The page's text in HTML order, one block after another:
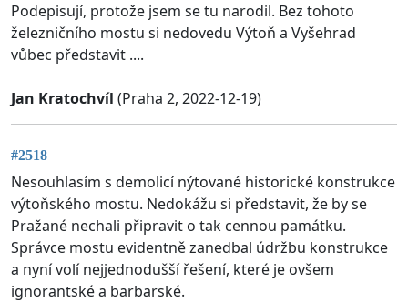
Podepisují, protože jsem se tu narodil. Bez tohoto
železničního mostu si nedovedu Výtoň a Vyšehrad
vůbec představit ....
Jan Kratochvíl (Praha 2, 2022-12-19)
#2518
Nesouhlasím s demolicí nýtované historické konstrukce
výtoňského mostu. Nedokážu si představit, že by se
Pražané nechali připravit o tak cennou památku.
Správce mostu evidentně zanedbal údržbu konstrukce
a nyní volí nejjednodušší řešení, které je ovšem
ignorantské a barbarské.